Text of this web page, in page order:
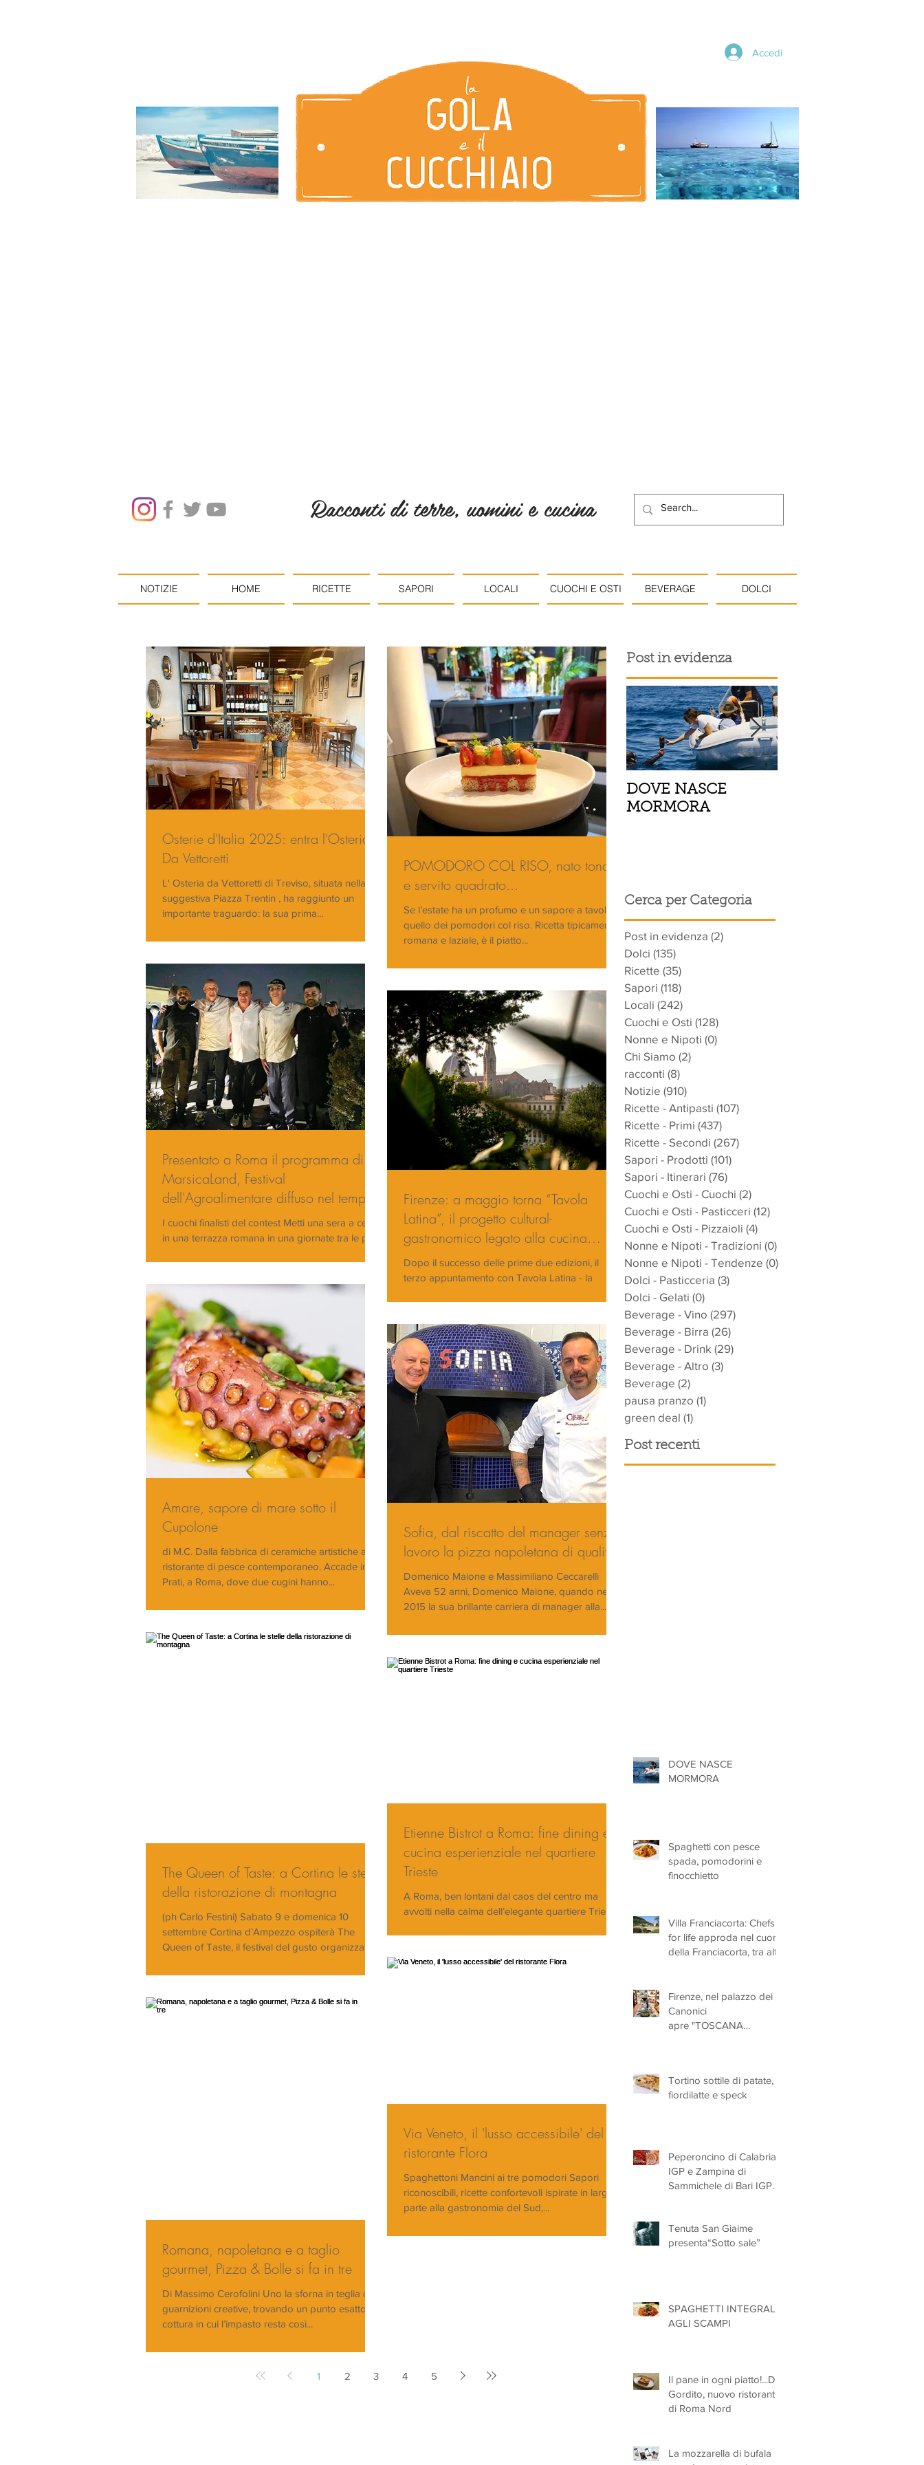
Accedi
Racconti di terre, uomini e cucina
NOTIZIE HOME RICETTE SAPORI LOCALI CUOCHI E OSTI BEVERAGE DOLCI
Osterie d'Italia 2025: entra l'Osteria
Da Vettoretti
L' Osteria da Vettoretti di Treviso, situata nella
suggestiva Piazza Trentin , ha raggiunto un
importante traguardo: la sua prima...
POMODORO COL RISO, nato tondo
e servito quadrato...
Se l’estate ha un profumo e un sapore a tavola è
quello dei pomodori col riso. Ricetta tipicamente
romana e laziale, è il piatto...
Presentato a Roma il programma di
MarsicaLand, Festival
dell'Agroalimentare diffuso nel tempo
e nello spazio
I cuochi finalisti del contest Metti una sera a cena
in una terrazza romana in una giornate tra le più
Firenze: a maggio torna “Tavola
Latina”, il progetto cultural-
gastronomico legato alla cucina
sudamericana
Dopo il successo delle prime due edizioni, il
terzo appuntamento con Tavola Latina - la
Amare, sapore di mare sotto il
Cupolone
di M.C. Dalla fabbrica di ceramiche artistiche a un
ristorante di pesce contemporaneo. Accade in
Prati, a Roma, dove due cugini hanno...
Sofia, dal riscatto del manager senza
lavoro la pizza napoletana di qualità
Domenico Maione e Massimiliano Ceccarelli
Aveva 52 anni, Domenico Maione, quando nel
2015 la sua brillante carriera di manager alla...
The Queen of Taste: a Cortina le stelle
della ristorazione di montagna
(ph Carlo Festini) Sabato 9 e domenica 10
settembre Cortina d’Ampezzo ospiterà The
Queen of Taste, il festival del gusto organizzato...
Etienne Bistrot a Roma: fine dining e
cucina esperienziale nel quartiere
Trieste
A Roma, ben lontani dal caos del centro ma
avvolti nella calma dell’elegante quartiere Trieste,
Romana, napoletana e a taglio
gourmet, Pizza & Bolle si fa in tre
Di Massimo Cerofolini Uno la sforna in teglia con
guarnizioni creative, trovando un punto esatto di
cottura in cui l’impasto resta così...
Via Veneto, il 'lusso accessibile' del
ristorante Flora
Spaghettoni Mancini ai tre pomodori Sapori
riconoscibili, ricette confortevoli ispirate in larga
parte alla gastronomia del Sud,...
1 2 3 4 5
Post in evidenza
DOVE NASCE
MORMORA
Cerca per Categoria
Post in evidenza (2)
Dolci (135)
Ricette (35)
Sapori (118)
Locali (242)
Cuochi e Osti (128)
Nonne e Nipoti (0)
Chi Siamo (2)
racconti (8)
Notizie (910)
Ricette - Antipasti (107)
Ricette - Primi (437)
Ricette - Secondi (267)
Sapori - Prodotti (101)
Sapori - Itinerari (76)
Cuochi e Osti - Cuochi (2)
Cuochi e Osti - Pasticceri (12)
Cuochi e Osti - Pizzaioli (4)
Nonne e Nipoti - Tradizioni (0)
Nonne e Nipoti - Tendenze (0)
Dolci - Pasticceria (3)
Dolci - Gelati (0)
Beverage - Vino (297)
Beverage - Birra (26)
Beverage - Drink (29)
Beverage - Altro (3)
Beverage (2)
pausa pranzo (1)
green deal (1)
Post recenti
DOVE NASCE
MORMORA
Spaghetti con pesce
spada, pomodorini e
finocchietto
Villa Franciacorta: Chefs
for life approda nel cuore
della Franciacorta, tra alta
Firenze, nel palazzo dei
Canonici
apre "TOSCANA
Tortino sottile di patate,
fiordilatte e speck
Peperoncino di Calabria
IGP e Zampina di
Sammichele di Bari IGP
Tenuta San Giaime
presenta“Sotto sale”
SPAGHETTI INTEGRALI
AGLI SCAMPI
Il pane in ogni piatto!...Da
Gordito, nuovo ristorante
di Roma Nord
La mozzarella di bufala